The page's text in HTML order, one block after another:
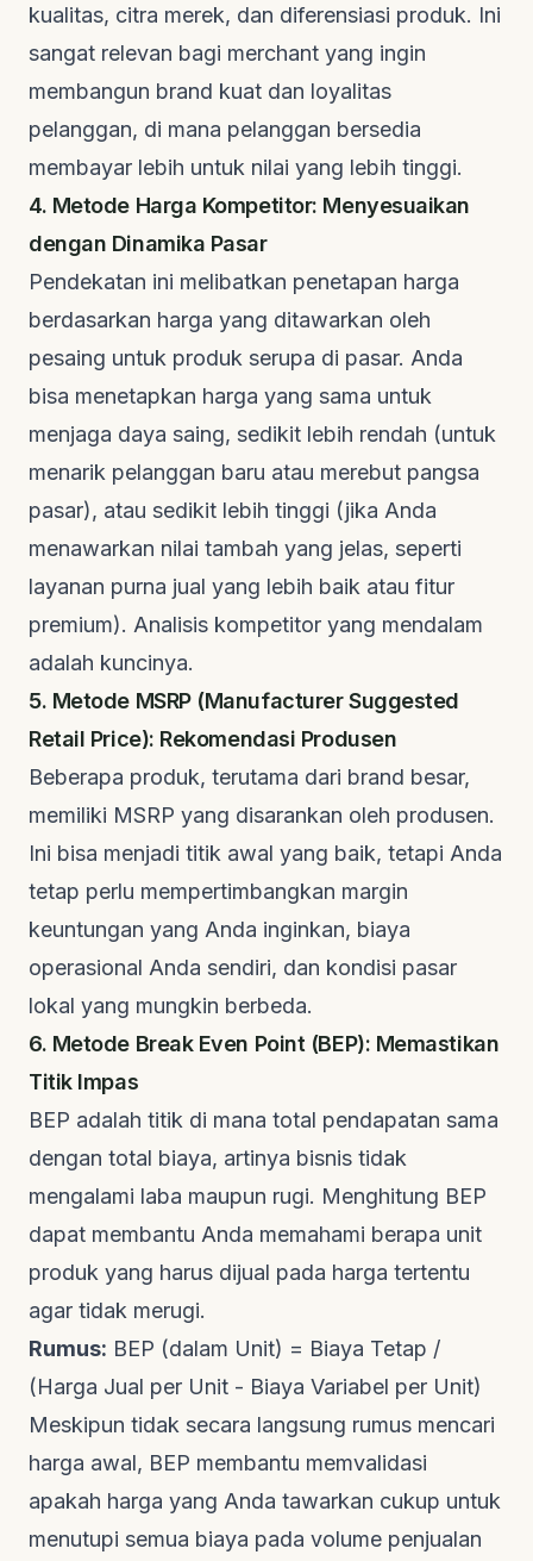
kualitas, citra merek, dan diferensiasi produk. Ini
sangat relevan bagi merchant yang ingin
membangun brand kuat dan loyalitas
pelanggan, di mana pelanggan bersedia
membayar lebih untuk nilai yang lebih tinggi.
4. Metode Harga Kompetitor: Menyesuaikan
dengan Dinamika Pasar
Pendekatan ini melibatkan penetapan harga
berdasarkan harga yang ditawarkan oleh
pesaing untuk produk serupa di pasar. Anda
bisa menetapkan harga yang sama untuk
menjaga daya saing, sedikit lebih rendah (untuk
menarik pelanggan baru atau merebut pangsa
pasar), atau sedikit lebih tinggi (jika Anda
menawarkan nilai tambah yang jelas, seperti
layanan purna jual yang lebih baik atau fitur
premium). Analisis kompetitor yang mendalam
adalah kuncinya.
5. Metode MSRP (Manufacturer Suggested
Retail Price): Rekomendasi Produsen
Beberapa produk, terutama dari brand besar,
memiliki MSRP yang disarankan oleh produsen.
Ini bisa menjadi titik awal yang baik, tetapi Anda
tetap perlu mempertimbangkan margin
keuntungan yang Anda inginkan, biaya
operasional Anda sendiri, dan kondisi pasar
lokal yang mungkin berbeda.
6. Metode Break Even Point (BEP): Memastikan
Titik Impas
BEP adalah titik di mana total pendapatan sama
dengan total biaya, artinya bisnis tidak
mengalami laba maupun rugi. Menghitung BEP
dapat membantu Anda memahami berapa unit
produk yang harus dijual pada harga tertentu
agar tidak merugi.
Rumus: BEP (dalam Unit) = Biaya Tetap /
(Harga Jual per Unit - Biaya Variabel per Unit)
Meskipun tidak secara langsung rumus mencari
harga awal, BEP membantu memvalidasi
apakah harga yang Anda tawarkan cukup untuk
menutupi semua biaya pada volume penjualan